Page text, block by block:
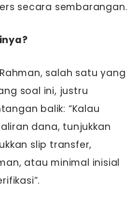
secara sembarangan.
salah satu yang
soal ini, justru
balik: “Kalau
dana, tunjukkan
slip transfer,
atau minimal inisial